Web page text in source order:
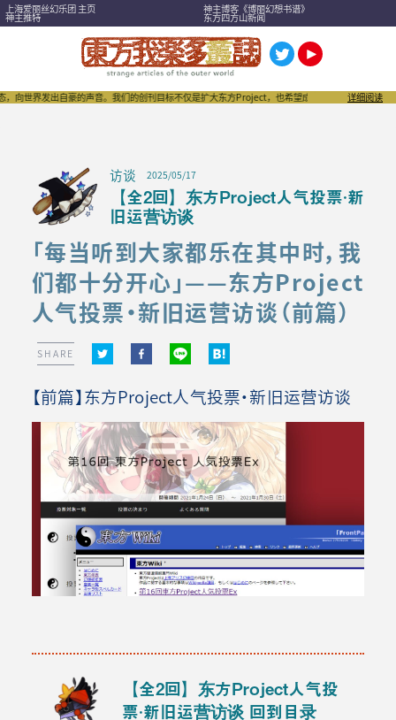
上海爱丽丝幻乐团 主页 神主博客《博丽幻想书谱》
神主推特 东方四方山新闻
自豪的声音。我们的创刊目标不仅是扩大东方Project，也希望成为刺激“同人文化”进一步发
详细阅读
访谈 2025/05/17
【全2回】东方Project人气投票·新
旧运营访谈
「每当听到大家都乐在其中时，我
们都十分开心」——东方Project
人气投票·新旧运营访谈（前篇）
SHARE
【前篇】东方Project人气投票·新旧运营访谈
【全2回】东方Project人气投
票·新旧运营访谈 回到目录